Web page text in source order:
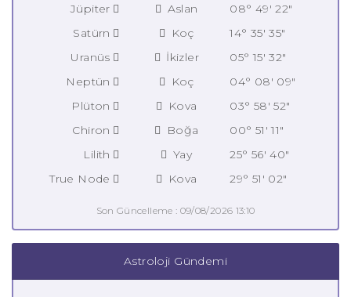
Jüpiter
Aslan
08° 49' 22"
Satürn
Koç
14° 35' 35"
Uranüs
İkizler
05° 15' 32"
Neptün
Koç
04° 08' 09"
Plüton
Kova
03° 58' 52"
Chiron
Boğa
00° 51' 11"
Lilith
Yay
25° 56' 40"
True Node
Kova 29° 51' 02"
Son Güncelleme : 09/08/2026 13:10
Astroloji Gündemi